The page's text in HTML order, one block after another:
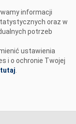
informacji
oraz w
potrzeb
ustawienia
i o ochronie Twojej